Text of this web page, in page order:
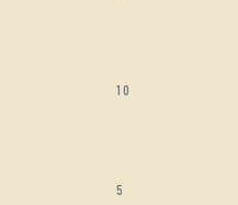
10
5